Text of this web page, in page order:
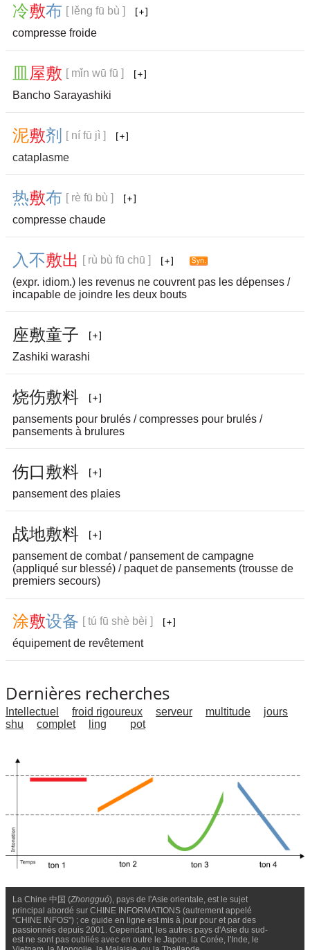
冷敷布 [ lěng fū bù ]
compresse froide
皿 屋敷 [ mǐn wū fū ]
Bancho Sarayashiki
泥敷剂
[ ní fū jì ]
cataplasme
热敷布 [ rè fū bù ]
compresse chaude
入不敷出 [ rù bù fū chū ]
(expr. idiom.) les revenus ne couvrent pas les dépenses /
incapable de joindre les deux bouts
座敷童子
Zashiki warashi
烧伤敷料
pansements pour brulés / compresses pour brulés /
pansements à brulures
伤口敷料
pansement des plaies
战地敷料
pansement de combat / pansement de campagne
(appliqué sur blessé) / paquet de pansements (trousse de
premiers secours)
涂敷设备 [ tú fū shè bèi ]
équipement de revêtement
Dernières recherches
Intellectuel froid rigoureux serveur multitude
jours
shu
complet ling pot
La Chine 中国 (Zhongguó), pays de l'Asie orientale, est le sujet
principal abordé sur CHINE INFORMATIONS (autrement appelé
"CHINE INFOS") ; ce guide en ligne est mis à jour pour et par des
passionnés depuis 2001. Cependant, les autres pays d'Asie du sud-
est ne sont pas oubliés avec en outre le Japon, la Corée, l'Inde, le